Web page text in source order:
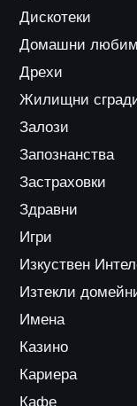
Дискотеки
Домашни
Дрехи
Жилищни
Залози
Запознанства
Застраховки
Здравни
Игри
Изкуствен
Изтекли
Имена
Казино
Кариера
Кафе